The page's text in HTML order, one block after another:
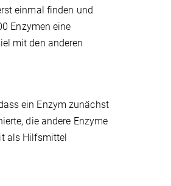
einmal finden und
Enzymen eine
mit den anderen
ein Enzym zunächst
die andere Enzyme
als Hilfsmittel